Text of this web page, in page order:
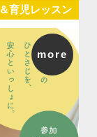
育児レッスン
more